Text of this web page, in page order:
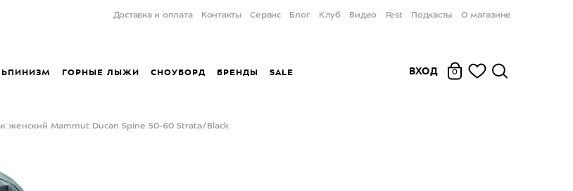
Доставка и оплата Контакты Сервис Блог Клуб Видео Fest Подкасты О магазине
ГОРНЫЕ ЛЫЖИ СНОУБОРД БРЕНДЫ SALE ВХОД 0
женский Mammut Ducan Spine 50-60 Strata/Black